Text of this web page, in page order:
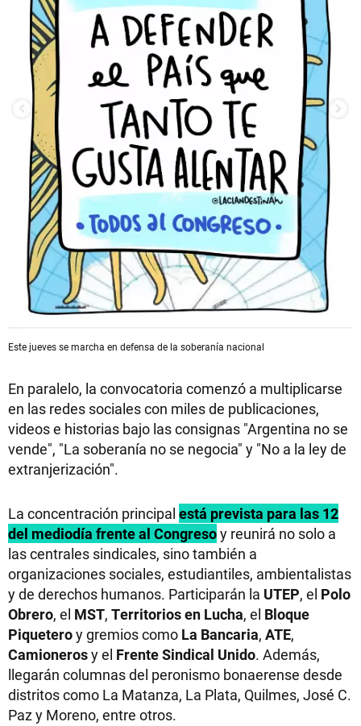
Este jueves se marcha en defensa de la soberanía nacional
En paralelo, la convocatoria comenzó a multiplicarse
en las redes sociales con miles de publicaciones,
videos e historias bajo las consignas "Argentina no se
vende", "La soberanía no se negocia" y "No a la ley de
extranjerización".
La concentración principal está prevista para las 12
del mediodía frente al Congresoy reunirá no solo a
las centrales sindicales, sino también a
organizaciones sociales, estudiantiles, ambientalistas
y de derechos humanos. Participarán la UTEP, el Polo
Obrero, el MST, Territorios en Lucha, el Bloque
Piqueteroy gremios como La Bancaria, ATE,
Camionerosy el Frente Sindical Unido. Además,
llegarán columnas del peronismo bonaerense desde
distritos como La Matanza, La Plata, Quilmes, José C.
Paz y Moreno, entre otros.